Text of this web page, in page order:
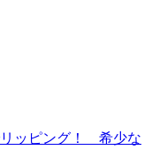
リッピング！ 希少な